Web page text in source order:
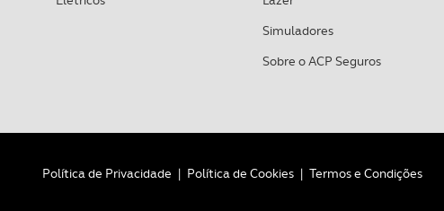
Simuladores
Sobre o ACP Seguros
Política de Privacidade | Política de Cookies | Termos e Condições